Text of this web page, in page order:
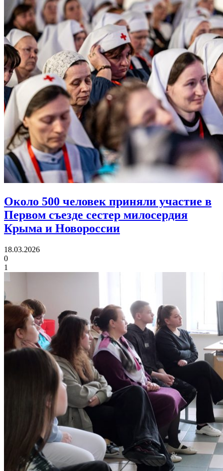
Около 500 человек приняли участие в
Первом съезде сестер милосердия
Крыма и Новороссии
18.03.2026
0
1